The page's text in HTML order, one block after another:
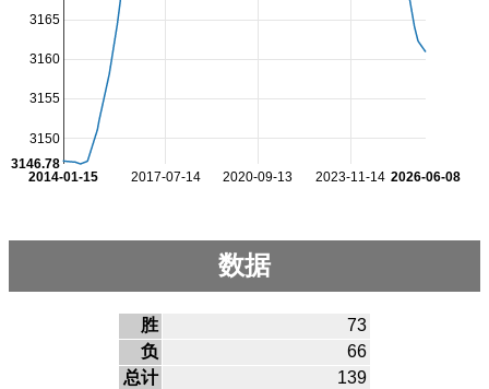
2017-07-14 2020-09-13 2023-11-14
2014-01-15 2026-06-08
3150
3155
3160
3165
3146.78
数据
胜
73
负
66
总计
139